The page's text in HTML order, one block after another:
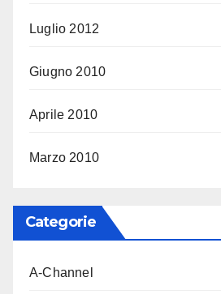
Luglio 2012
Giugno 2010
Aprile 2010
Marzo 2010
Categorie
A-Channel